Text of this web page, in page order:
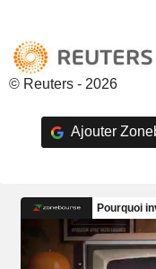
© Reuters - 2026
Ajouter